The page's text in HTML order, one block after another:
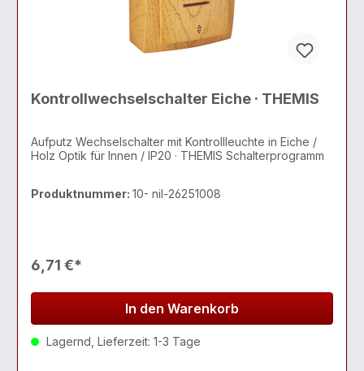
Kontrollwechselschalter Eiche · THEMIS
Aufputz Wechselschalter mit Kontrollleuchte in Eiche /
Holz Optik für Innen / IP20 · THEMIS Schalterprogramm
Produktnummer: 10- nil-26251008
6,71 €*
In den Warenkorb
Lagernd, Lieferzeit: 1-3 Tage